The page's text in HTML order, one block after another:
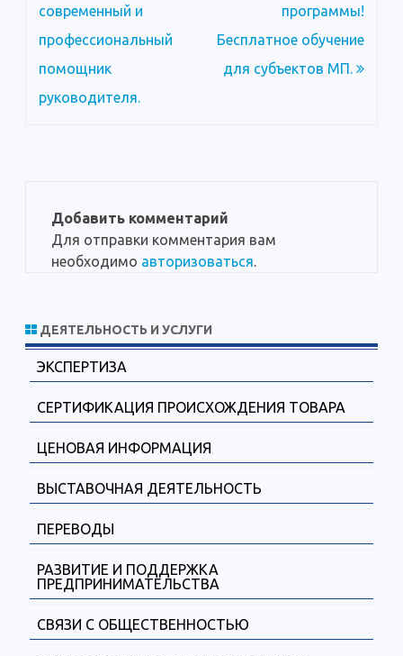
по
записям
современный и
профессиональный
помощник
руководителя.
программы!
Бесплатное обучение
для субъектов МП.
Добавить комментарий
Для отправки комментария вам
необходимо авторизоваться.
ДЕЯТЕЛЬНОСТЬ И УСЛУГИ
ЭКСПЕРТИЗА
СЕРТИФИКАЦИЯ ПРОИСХОЖДЕНИЯ ТОВАРА
ЦЕНОВАЯ ИНФОРМАЦИЯ
ВЫСТАВОЧНАЯ ДЕЯТЕЛЬНОСТЬ
ПЕРЕВОДЫ
РАЗВИТИЕ И ПОДДЕРЖКА
ПРЕДПРИНИМАТЕЛЬСТВА
СВЯЗИ С ОБЩЕСТВЕННОСТЬЮ